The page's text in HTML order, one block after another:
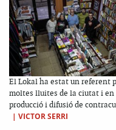
El Lokal ha estat un referent
moltes lluites de la ciutat i en
producció i difusió de
| VICTOR SERRI